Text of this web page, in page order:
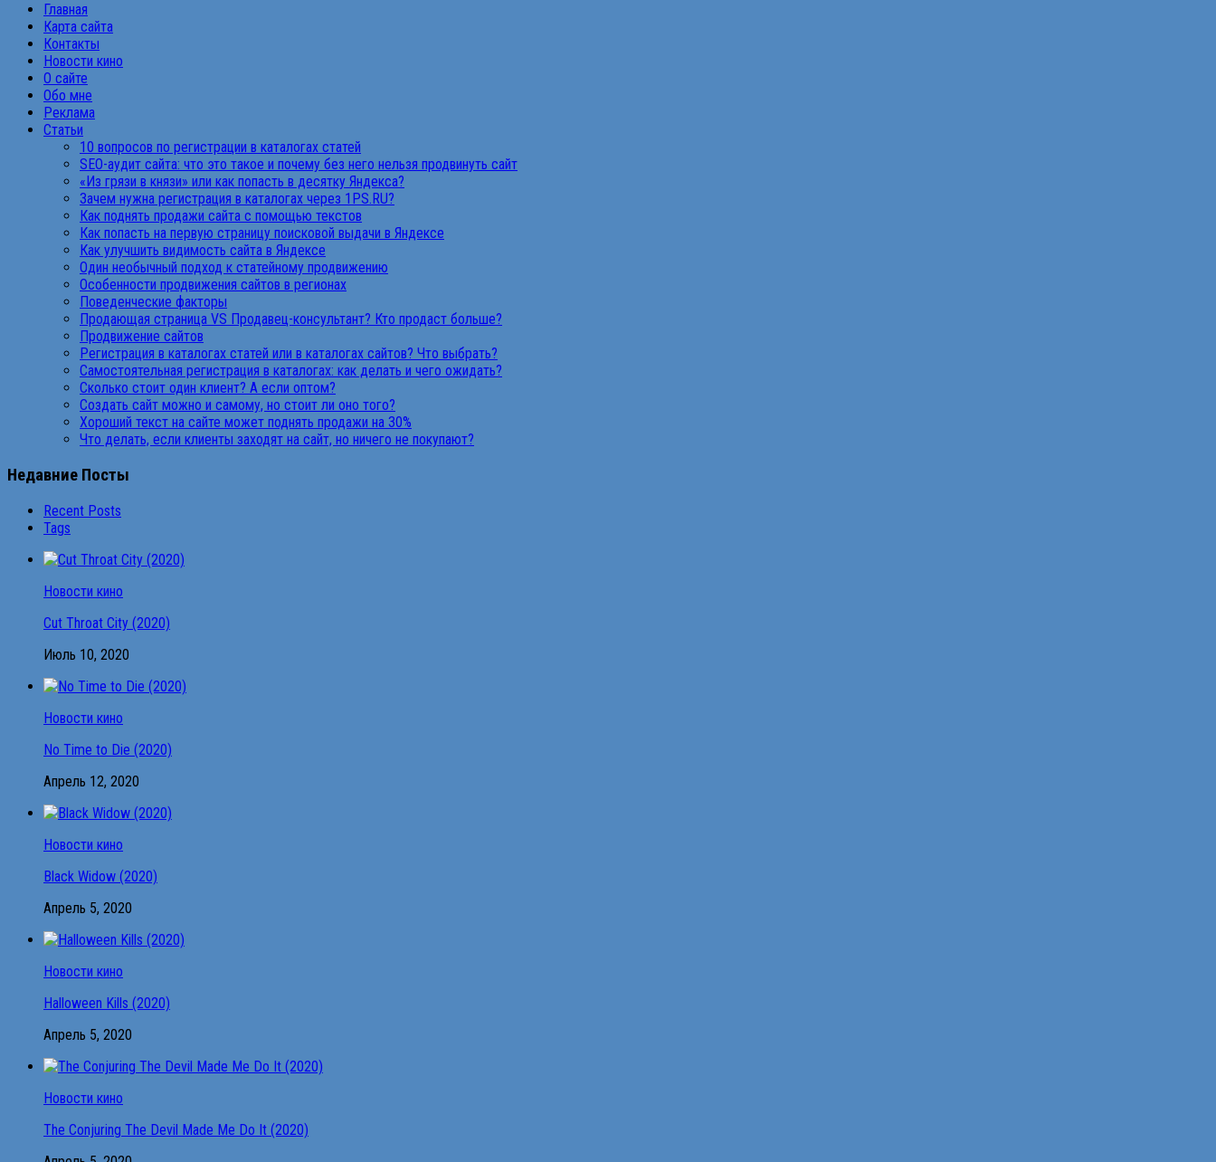
Главная
Карта сайта
Контакты
Новости кино
О сайте
Обо мне
Реклама
Статьи
10 вопросов по регистрации в каталогах статей
SEO-аудит сайта: что это такое и почему без него нельзя продвинуть сайт
«Из грязи в князи» или как попасть в десятку Яндекса?
Зачем нужна регистрация в каталогах через 1PS.RU?
Как поднять продажи сайта с помощью текстов
Как попасть на первую страницу поисковой выдачи в Яндексе
Как улучшить видимость сайта в Яндексе
Один необычный подход к статейному продвижению
Особенности продвижения сайтов в регионах
Поведенческие факторы
Продающая страница VS Продавец-консультант? Кто продаст больше?
Продвижение сайтов
Регистрация в каталогах статей или в каталогах сайтов? Что выбрать?
Самостоятельная регистрация в каталогах: как делать и чего ожидать?
Сколько стоит один клиент? А если оптом?
Создать сайт можно и самому, но стоит ли оно того?
Хороший текст на сайте может поднять продажи на 30%
Что делать, если клиенты заходят на сайт, но ничего не покупают?
Недавние Посты
Recent Posts
Tags
Новости кино
Cut Throat City (2020)
Июль 10, 2020
Новости кино
No Time to Die (2020)
Апрель 12, 2020
Новости кино
Black Widow (2020)
Апрель 5, 2020
Новости кино
Halloween Kills (2020)
Апрель 5, 2020
Новости кино
The Conjuring The Devil Made Me Do It (2020)